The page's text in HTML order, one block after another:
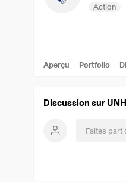
Action
Aperçu Portfolio
Discussion sur UNH